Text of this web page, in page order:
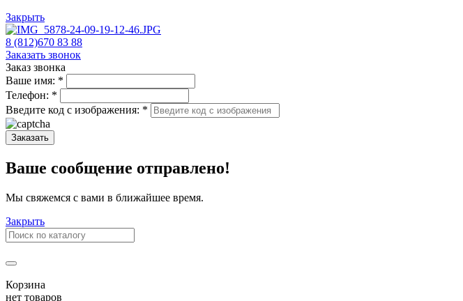
Закрыть
8 (812)670 83 88
Заказать звонок
Заказ звонка
Ваше имя: *
Телефон: *
Введите код с изображения: *
Заказать
Ваше сообщение отправлено!
Мы свяжемся с вами в ближайшее время.
Закрыть
Корзина
нет товаров